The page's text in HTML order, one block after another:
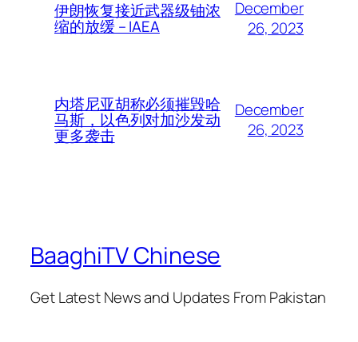
伊朗恢复接近武器级铀浓
缩的放缓 – IAEA
December
26, 2023
内塔尼亚胡称必须摧毁哈
马斯，以色列对加沙发动
更多袭击
December
26, 2023
BaaghiTV Chinese
Get Latest News and Updates From Pakistan